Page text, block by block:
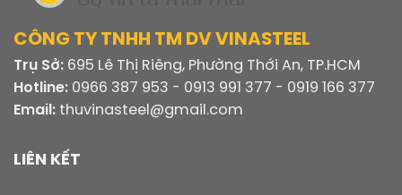
CÔNG TY TNHH TM DV VINASTEEL
Trụ Sở: 695 Lê Thị Riêng, Phường Thới An, TP.HCM
Hotline: 0966 387 953 - 0913 991 377 - 0919 166 377
Email: thuvinasteel@gmail.com
LIÊN KẾT